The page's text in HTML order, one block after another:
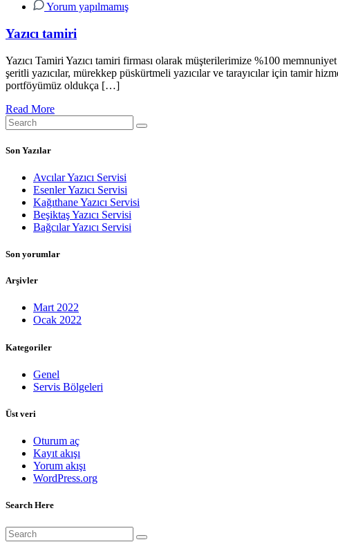
Yorum yapılmamış
Yazıcı tamiri
Yazıcı Tamiri Yazıcı tamiri firması olarak müşterilerimize %100
şeritli yazıcılar, mürekkep püskürtmeli yazıcılar ve tarayıcılar için tamir
portföyümüz oldukça […]
Read More
Son Yazılar
Avcılar Yazıcı Servisi
Esenler Yazıcı Servisi
Kağıthane Yazıcı Servisi
Beşiktaş Yazıcı Servisi
Bağcılar Yazıcı Servisi
Son yorumlar
Arşivler
Mart 2022
Ocak 2022
Kategoriler
Genel
Servis Bölgeleri
Üst veri
Oturum aç
Kayıt akışı
Yorum akışı
WordPress.org
Search Here